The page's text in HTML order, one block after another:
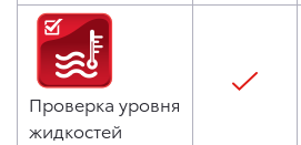
Проверка уровня
жидкостей